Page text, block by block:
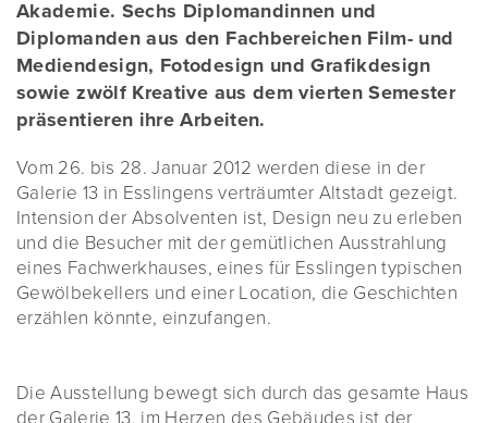
Akademie. Sechs Diplomandinnen und
Diplomanden aus den Fachbereichen Film- und
Mediendesign, Fotodesign und Grafikdesign
sowie zwölf Kreative aus dem vierten Semester
präsentieren ihre Arbeiten.
Vom 26. bis 28. Januar 2012 werden diese in der
Galerie 13 in Esslingens verträumter Altstadt gezeigt.
Intension der Absolventen ist, Design neu zu erleben
und die Besucher mit der gemütlichen Ausstrahlung
eines Fachwerkhauses, eines für Esslingen typischen
Gewölbekellers und einer Location, die Geschichten
erzählen könnte, einzufangen.
Die Ausstellung bewegt sich durch das gesamte Haus
der Galerie 13, im Herzen des Gebäudes ist der